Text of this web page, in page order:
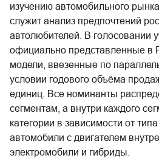
изучению автомобильного
служит анализ предпочтений
автолюбителей. В голосовании
официально представленные в
модели, ввезенные по
условии годового объёма
единиц. Все номинанты
сегментам, а внутри каждого
категории в зависимости от
автомобили с двигателем
электромобили и гибриды.